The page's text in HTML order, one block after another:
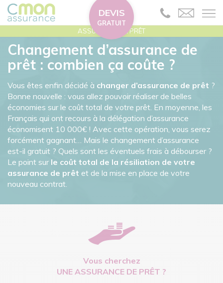
DEVIS
GRATUIT
ASSURANCE DE PRÊT
Changement d’assurance de
prêt : combien ça coûte ?
Vous êtes enfin décidé à changer d’assurance de prêt ?
Bonne nouvelle : vous allez pouvoir réaliser de belles
économies sur le coût total de votre prêt. En moyenne, les
Français qui ont recours à la délégation d’assurance
économisent 10 000€ ! Avec cette opération, vous serez
forcément gagnant… Mais le changement d’assurance
est-il gratuit ? Quels sont les éventuels frais à débourser ?
Le point sur le coût total de la résiliation de votre
assurance de prêt et de la mise en place de votre
nouveau contrat.
Vous cherchez
UNE ASSURANCE DE PRÊT ?